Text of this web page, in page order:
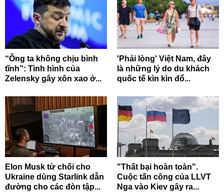
“Ông ta không chịu bình
tĩnh”: Tình hình của
Zelensky gây xôn xao ở...
'Phải lòng' Việt Nam, đây
là những lý do du khách
quốc tế kìn kìn đổ...
Elon Musk từ chối cho
Ukraine dùng Starlink dẫn
đường cho các đòn tập...
"Thất bại hoàn toàn".
Cuộc tấn công của LLVT
Nga vào Kiev gây ra...